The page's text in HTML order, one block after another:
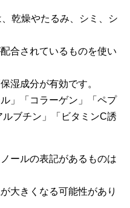
乾燥やたるみ、シミ、シ
合されているものを使い
湿成分が有効です。
」「コラーゲン」「ペプ
ブチン」「ビタミンC誘
ールの表記があるものは
大きくなる可能性があり